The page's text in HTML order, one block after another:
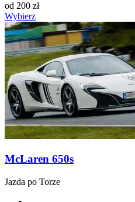
od 200 zł
Wybierz
McLaren 650s
Jazda po Torze